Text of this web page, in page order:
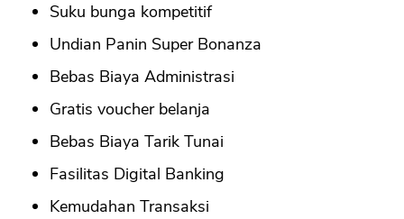
Suku bunga kompetitif
Undian Panin Super Bonanza
Bebas Biaya Administrasi
Gratis voucher belanja
Bebas Biaya Tarik Tunai
Fasilitas Digital Banking
Kemudahan Transaksi